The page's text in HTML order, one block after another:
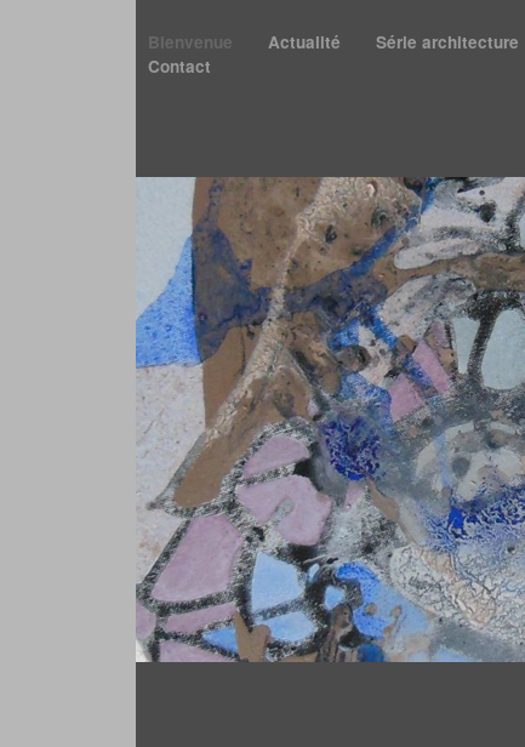
Bienvenue Actualité Série architecture
Contact